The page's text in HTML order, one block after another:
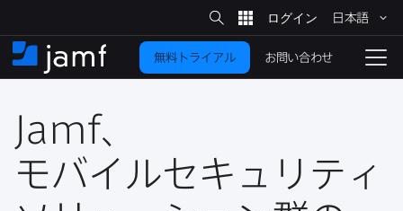
イ
ン
コ
ン
に
移
サ
イ
ト
検
索
日本語
ホ
ー
ナ
無料トライアル お問い合わせ
Jamf、​
モバイルセキュリティ